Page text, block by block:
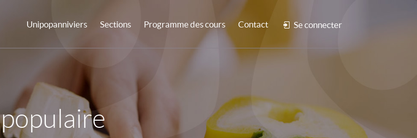
Unipopanniviers Sections Programme des cours Contact Se connecter